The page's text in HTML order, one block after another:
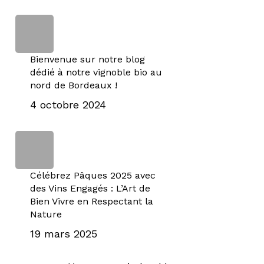
Bienvenue sur notre blog
dédié à notre vignoble bio au
nord de Bordeaux !
4 octobre 2024
Célébrez Pâques 2025 avec
des Vins Engagés : L’Art de
Bien Vivre en Respectant la
Nature
19 mars 2025